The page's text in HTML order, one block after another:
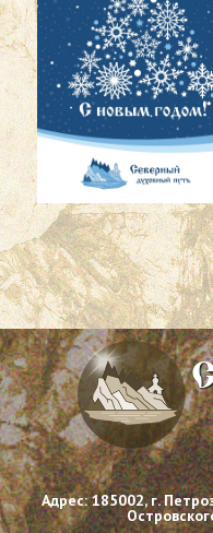
Адрес: 185002, г.